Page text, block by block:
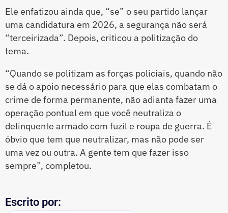
Ele enfatizou ainda que, “se” o seu partido lançar
uma candidatura em 2026, a segurança não será
“terceirizada”. Depois, criticou a politização do
tema.
“Quando se politizam as forças policiais, quando não
se dá o apoio necessário para que elas combatam o
crime de forma permanente, não adianta fazer uma
operação pontual em que você neutraliza o
delinquente armado com fuzil e roupa de guerra. É
óbvio que tem que neutralizar, mas não pode ser
uma vez ou outra. A gente tem que fazer isso
sempre”, completou.
Escrito por: